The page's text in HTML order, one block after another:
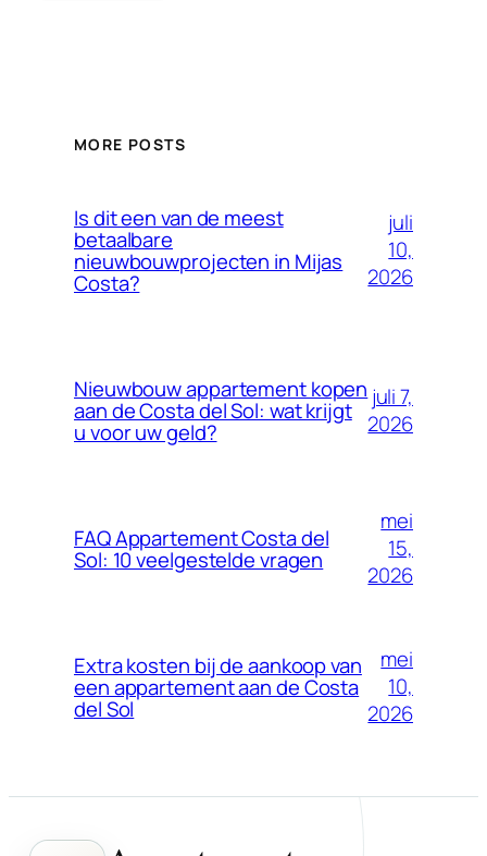
MORE POSTS
Is dit een van de meest
betaalbare
nieuwbouwprojecten in Mijas
Costa?
juli
10,
2026
Nieuwbouw appartement kopen
aan de Costa del Sol: wat krijgt
u voor uw geld?
juli 7,
2026
FAQ Appartement Costa del
Sol: 10 veelgestelde vragen
mei
15,
2026
Extra kosten bij de aankoop van
een appartement aan de Costa
del Sol
mei
10,
2026